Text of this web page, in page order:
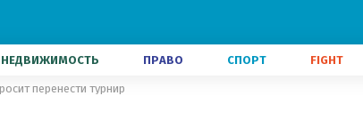
НЕДВИЖИМОСТЬ ПРАВО СПОРТ FIGHT
перенести турнир